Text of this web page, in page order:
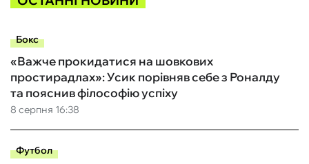
Бокс
8 серпня 16:38
«Важче прокидатися на шовкових
простирадлах»: Усик порівняв себе з Роналду
та пояснив філософію успіху
Футбол